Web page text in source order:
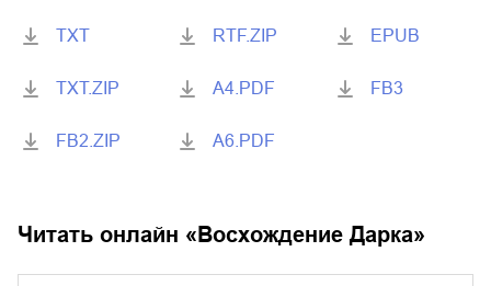
TXT
TXT.ZIP
FB2.ZIP
RTF.ZIP
A4.PDF
A6.PDF
EPUB
FB3
Читать онлайн « Восхождение Дарка»